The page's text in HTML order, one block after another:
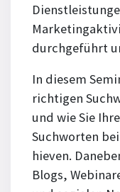
durchgeführt
In diesem
richtigen
und wie Sie
Suchworten
hieven.
Blogs,